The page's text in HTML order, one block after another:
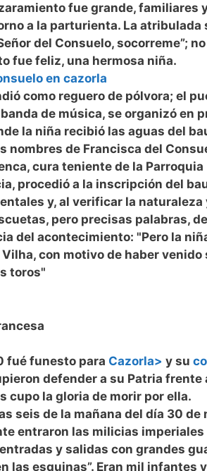
fue grande, familiares
a la parturienta. La atribulada
del Consuelo, socorreme”;
fue feliz, una hermosa niña.
como reguero de pólvora; el
de música, se organizó en
la niña recibió las aguas del
nombres de Francisca del
cura teniente de la Parroquia
procedió a la inscripción del
y, al verificar la naturaleza
pero precisas palabras,
del acontecimiento: "Pero la
con motivo de haber venido
toros"
fué funesto para Cazorla> y su
defender a su Patria frente
cupo la gloria de morir por ella.
seis de la mañana del día 30 de
entraron las milicias
y salidas con grandes
las esquinas”. Eran mil infantes